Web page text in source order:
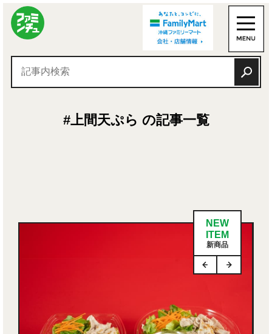
#上間天ぷら の記事一覧
NEW
ITEM
新商品